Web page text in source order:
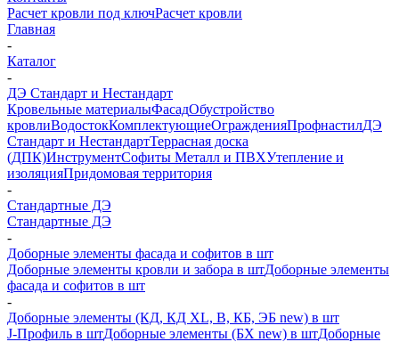
Расчет кровли под ключРасчет кровли
Главная
-
Каталог
-
ДЭ Стандарт и Нестандарт
Кровельные материалыФасадОбустройство
кровлиВодостокКомплектующиеОгражденияПрофнастилДЭ
Стандарт и НестандартТеррасная доска
(ДПК)ИнструментСофиты Металл и ПВХУтепление и
изоляцияПридомовая территория
-
Стандартные ДЭ
Стандартные ДЭ
-
Доборные элементы фасада и софитов в шт
Доборные элементы кровли и забора в штДоборные элементы
фасада и софитов в шт
-
Доборные элементы (КД, КД XL, В, КБ, ЭБ new) в шт
J-Профиль в штДоборные элементы (БХ new) в штДоборные